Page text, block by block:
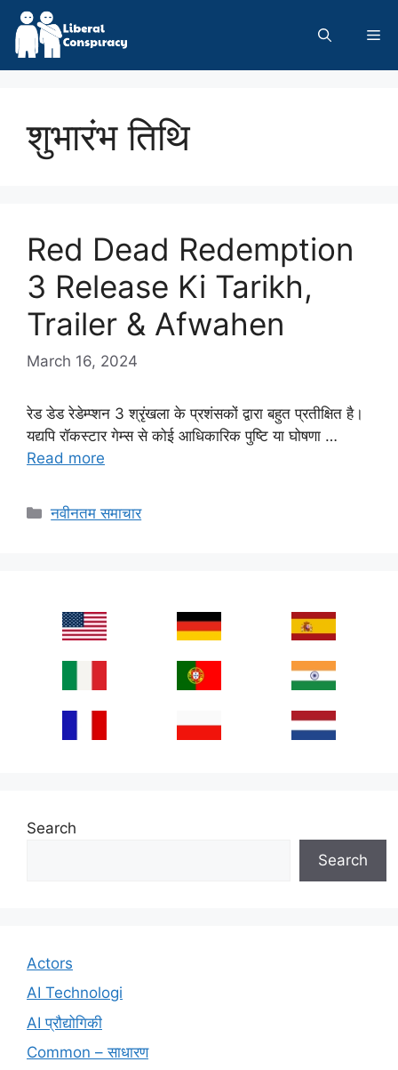
Skip
content
शुभारंभ तिथि
Red Dead Redemption
3 Release Ki Tarikh,
Trailer & Afwahen
March 16, 2024
रेड डेड रेडेम्प्शन 3 श्रृंखला के प्रशंसकों द्वारा बहुत प्रतीक्षित है।
यद्यपि रॉकस्टार गेम्स से कोई आधिकारिक पुष्टि या घोषणा …
Read more
Categories
नवीनतम समाचार
Search
Search
Actors
AI Technologi
AI प्रौद्योगिकी
Common – साधारण